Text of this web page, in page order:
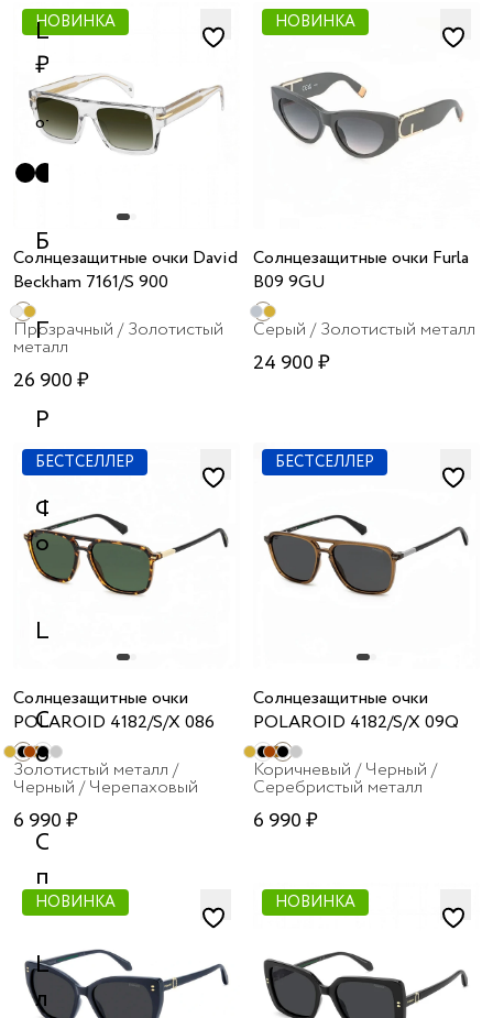
я принимаю
условия
публичного
договора
иполитики
обработки
персональных
данных
Цена,
₽
от до
Бренд
Пол
Размер
Форма
оправы
Цвет
Стиль
оправы
Страна
производства
Цвет
линз
НОВИНКА
Солнцезащитные очки David
Beckham 7161/S 900
Прозрачный / Золотистый
металл
26 900 ₽
НОВИНКА
Солнцезащитные очки Furla
B09 9GU
Cерый / Золотистый металл
24 900 ₽
БЕСТСЕЛЛЕР
Солнцезащитные очки
POLAROID 4182/S/X 086
Золотистый металл /
Черный / Черепаховый
6 990 ₽
БЕСТСЕЛЛЕР
Солнцезащитные очки
POLAROID 4182/S/X 09Q
Коричневый / Черный /
Серебристый металл
6 990 ₽
НОВИНКА НОВИНКА